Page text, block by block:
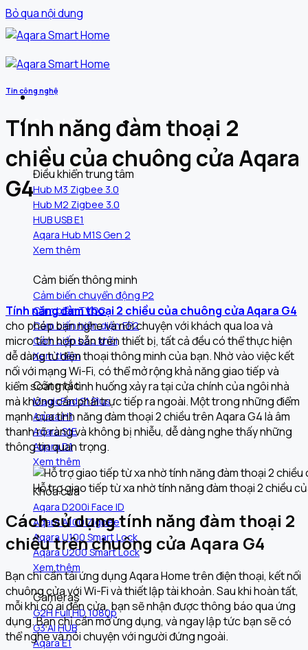
Bỏ qua nội dung
Sản phẩm
Điều khiển trung tâm
Hub M3 Zigbee 3.0
Hub M2 Zigbee 3.0
HUB USB E1
Aqara Hub M1S Gen 2
Xem thêm
Cảm biến thông minh
Cảm biến chuyển động P2
Cảm biến TVOC
Cảm biến hiện diện FP2
Cảm biến báo khói
Xem thêm
Công tắc
MagicPad S1 Plus
Aqara H1
Aqara S1E
Aqara D1
Xem thêm
Khóa cửa
Aqara D200i Face ID
Aqara A100 Zigbee
Aqara U100 Smart Lock
Aqara U200 Smart Lock
Xem thêm
Cameras
G2H Full HD 1080p
G3 AI HUB
Aqara E1
Tin công nghệ
Tính năng đàm thoại 2
chiều của chuông cửa Aqara
G4
Tính năng đàm thoại 2 chiều của chuông cửa Aqara G4
cho phép bạn nghe và nói chuyện với khách qua loa và
micro tích hợp sẵn trên thiết bị, tất cả đều có thể thực hiện
dễ dàng từ điện thoại thông minh của bạn. Nhờ vào việc kết
nối với mạng Wi-Fi, có thể mở rộng khả năng giao tiếp và
kiểm soát mọi tình huống xảy ra tại cửa chính của ngôi nhà
mà không cần phải trực tiếp ra ngoài.Một trong những điểm
mạnh của tính năng đàm thoại 2 chiều trên Aqara G4 là âm
thanh rõ ràng và không bị nhiễu, dễ dàng nghe thấy những
thông tin quan trọng.
Hỗ trợ giao tiếp từ xa nhờ tính năng đàm thoại 2 chiều
Cách sử dụng tính năng đàm thoại 2
chiều trên chuông cửa Aqara G4
Bạn chỉ cần tải ứng dụng Aqara Home trên điện thoại, kết nối
chuông cửa với Wi-Fi và thiết lập tài khoản. Sau khi hoàn tất,
mỗi khi có ai đến cửa, bạn sẽ nhận được thông báo qua ứng
dụng. Bạn chỉ cần mở ứng dụng, và ngay lập tức bạn sẽ có
thể nghe và nói chuyện với người đứng ngoài.